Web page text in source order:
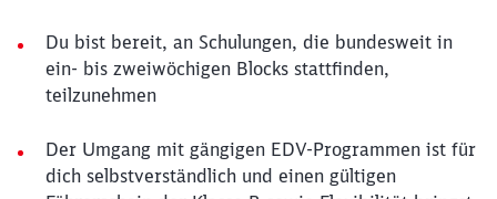
Du bist bereit, an Schulungen, die bundesweit in
ein- bis zweiwöchigen Blocks stattfinden,
teilzunehmen
Der Umgang mit gängigen EDV-Programmen ist für
dich selbstverständlich und einen gültigen